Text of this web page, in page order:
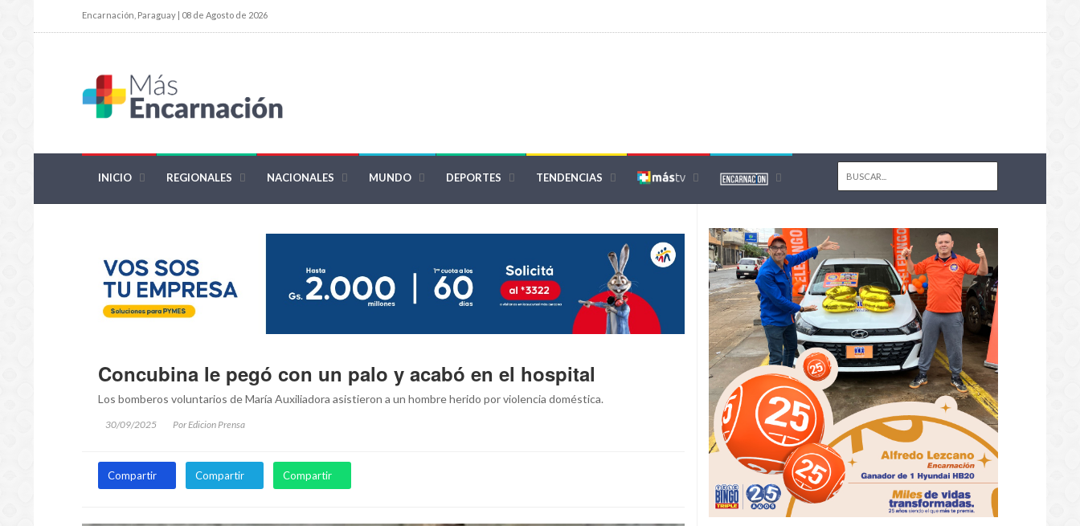
Encarnación, Paraguay | 08 de Agosto de 2026
INICIO REGIONALES NACIONALES MUNDO DEPORTES TENDENCIAS
Concubina le pegó con un palo y acabó en el hospital
Los bomberos voluntarios de María Auxiliadora asistieron a un hombre herido por violencia doméstica.
30/09/2025 Por Edicion Prensa
Compartir Compartir Compartir